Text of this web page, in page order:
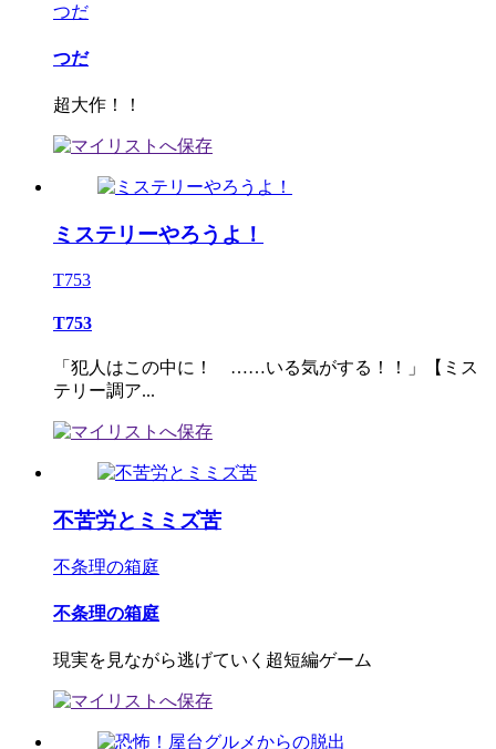
つだ
つだ
超大作！！
ミステリーやろうよ！
T753
T753
「犯人はこの中に！ ……いる気がする！！」【ミス
テリー調ア...
不苦労とミミズ苦
不条理の箱庭
不条理の箱庭
現実を見ながら逃げていく超短編ゲーム